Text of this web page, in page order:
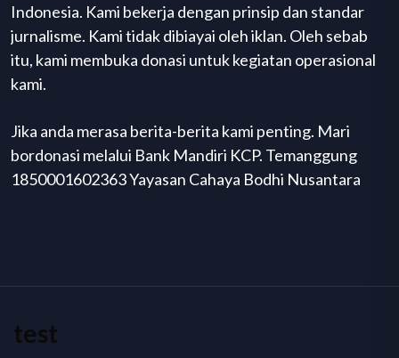
Indonesia. Kami bekerja dengan prinsip dan standar
jurnalisme. Kami tidak dibiayai oleh iklan. Oleh sebab
itu, kami membuka donasi untuk kegiatan operasional
kami.
Jika anda merasa berita-berita kami penting. Mari
bordonasi melalui Bank Mandiri KCP. Temanggung
1850001602363 Yayasan Cahaya Bodhi Nusantara
test